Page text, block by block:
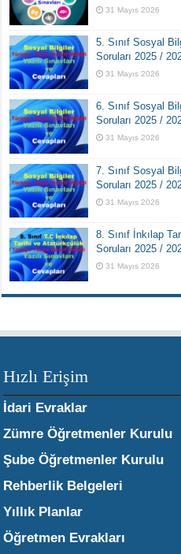
31 Mayıs 2026
5. Sınıf Sosyal
Soruları 2025 /
31 Mayıs 2026
6. Sınıf Sosyal
Soruları 2025 /
31 Mayıs 2026
7. Sınıf Sosyal
Soruları 2025 /
31 Mayıs 2026
8. Sınıf İnkılap
Soruları 2025 /
31 Mayıs 2026
Hızlı Erişim
İdari Evraklar
Zümre Öğretmenler Kurulu
Şube Öğretmenler Kurulu
Rehberlik Belgeleri
Yıllık Planlar
Öğretmen Evrakları